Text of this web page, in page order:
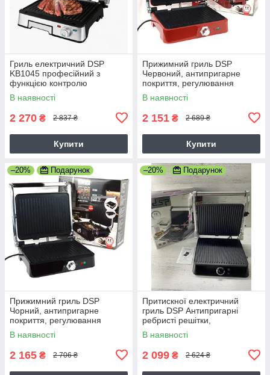
Гриль електричний DSP
KB1045 професійний з
функцією контролю
температури [1800 ВТ]
сьемная протвень
В наявності
2 270 ₴ 2 837 ₴
Купити
Прижимний гриль DSP
Червоний, антипригарне
покриття, регулювання
температури, відкривається
на 180 градусів
В наявності
2 151 ₴ 2 689 ₴
Купити
–20% Подарунок
Прижимний гриль DSP
Чорний, антипригарне
покриття, регулювання
температури, відкривається
на 180 градусів
В наявності
2 165 ₴ 2 706 ₴
–20% Подарунок
Притискної електричний
гриль DSP Антипригарні
ребристі решітки,
регулювання температури
1400 Ватт Silver
В наявності
2 099 ₴ 2 624 ₴